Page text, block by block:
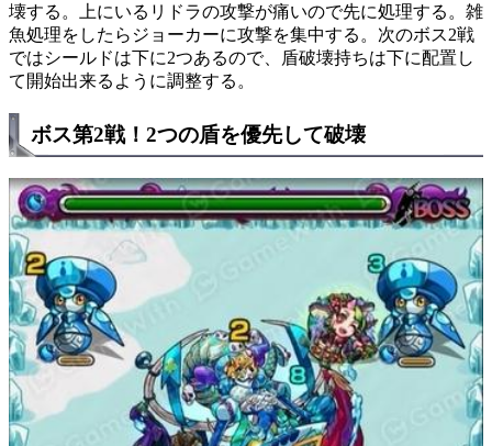
壊する。上にいるリドラの攻撃が痛いので先に処理する。雑
魚処理をしたらジョーカーに攻撃を集中する。次のボス2戦
ではシールドは下に2つあるので、盾破壊持ちは下に配置し
て開始出来るように調整する。
ボス第2戦！2つの盾を優先して破壊